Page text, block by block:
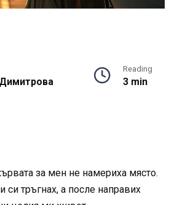
Reading
3 min
за мен не намериха място.
си тръгнах, а после направих